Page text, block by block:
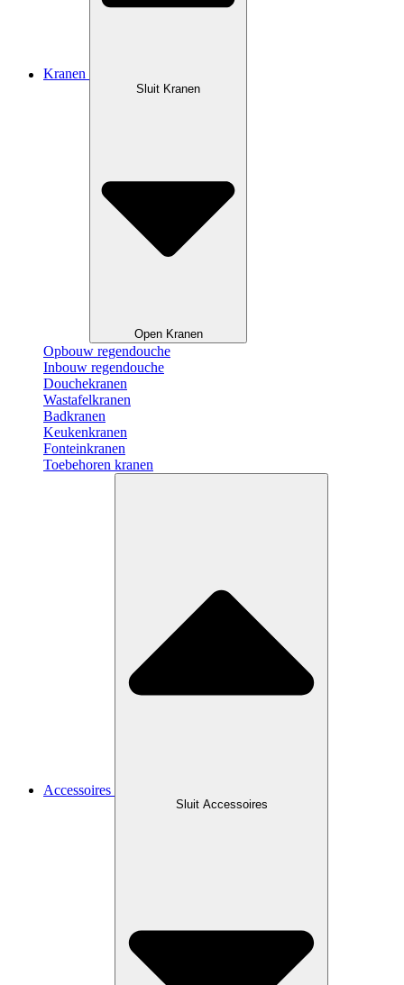
Kranen
Sluit Kranen
Open Kranen
Opbouw regendouche
Inbouw regendouche
Douchekranen
Wastafelkranen
Badkranen
Keukenkranen
Fonteinkranen
Toebehoren kranen
Accessoires
Sluit Accessoires